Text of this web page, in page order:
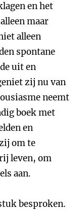
en het
maar
alleen
spontane
uit en
zij nu van
neemt
boek met
en
om te
leven, om
aan.
besproken.